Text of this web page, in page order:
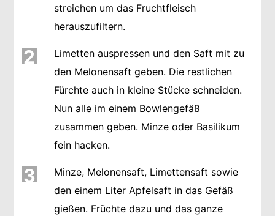
streichen um das Fruchtfleisch
herauszufiltern.
2
Limetten auspressen und den Saft mit zu
den Melonensaft geben. Die restlichen
Fürchte auch in kleine Stücke schneiden.
Nun alle im einem Bowlengefäß
zusammen geben. Minze oder Basilikum
fein hacken.
3
Minze, Melonensaft, Limettensaft sowie
den einem Liter Apfelsaft in das Gefäß
gießen. Früchte dazu und das ganze